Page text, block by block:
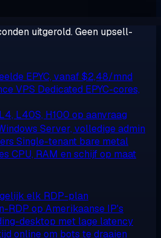
uitgerold. Geen upsell-
EPYC, vanaf $2,48/mnd
VPS Dedicated EPYC-cores,
L4, L40S, H100 op aanvraag
Server, volledige admin
Single-tenant bare metal
CPU, RAM en schijf op maat
elk RDP-plan
RDP op Amerikaanse IP's
desktop met lage latency
online om bots te draaien